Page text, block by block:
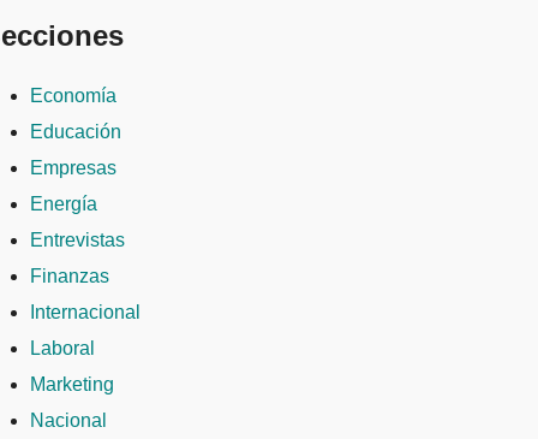
Economía
Educación
Empresas
Energía
Entrevistas
Finanzas
Internacional
Laboral
Marketing
Nacional